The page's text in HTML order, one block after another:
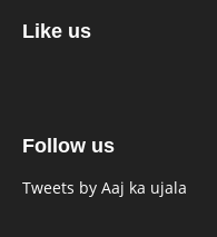
Like us
Follow us
Tweets by Aaj ka ujala